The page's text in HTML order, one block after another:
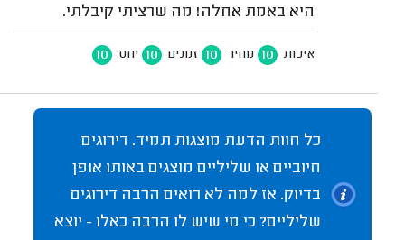
היא באמת אחלה! מה שרציתי קיבלתי.
איכות 10 מחיר 10 זמנים 10 יחס 10
כל חוות הדעת מוצגות תמיד. דירוגים
חיוביים או שליליים מוצגים באותו אופן
בדיוק. אז למה לא רואים הרבה דירוגים
שליליים? כי מי שיש לו הרבה כאלו - יוצא